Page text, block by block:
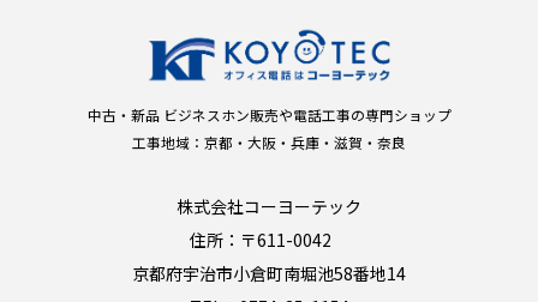
中古・新品 ビジネスホン販売や電話工事の専門ショップ
工事地域：京都・大阪・兵庫・滋賀・奈良
株式会社コーヨーテック
住所：〒611-0042
京都府宇治市小倉町南堀池58番地14